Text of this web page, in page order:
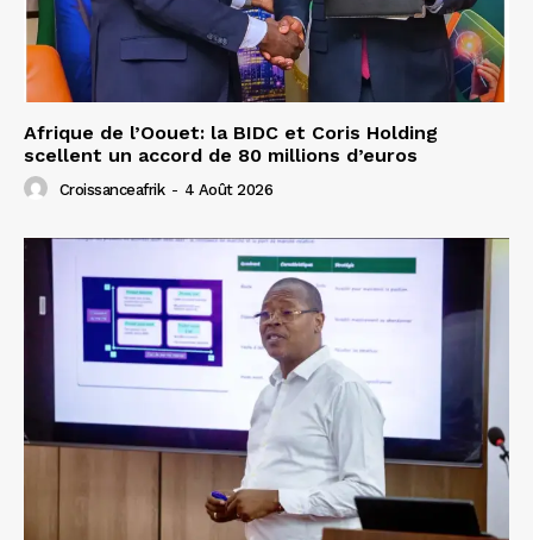
Afrique de l’Oouet: la BIDC et Coris Holding
scellent un accord de 80 millions d’euros
Croissanceafrik - 4 Août 2026